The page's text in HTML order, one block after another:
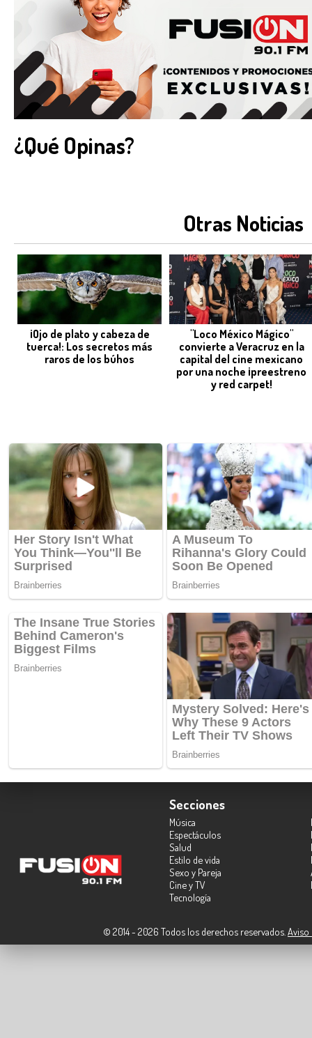
¿Qué Opinas?
Otras Noticias
¡Ojo de plato y cabeza de
tuerca!: Los secretos más
raros de los búhos
"Loco México Mágico"
convierte a Veracruz en la
capital del cine mexicano
por una noche ¡preestreno
y red carpet!
Secciones
Música
Espectáculos
Salud
Estilo de vida
Sexo y Pareja
Cine y TV
Tecnología
© 2014 - 2026 Todos los derechos reservados. Aviso